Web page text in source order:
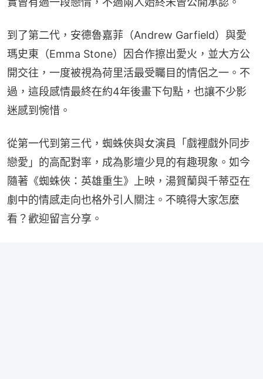
到了第二代，安德魯嘉菲（Andrew Garfield）與愛
瑪史東（Emma Stone）因合作擦出愛火，並大方公
開交往，一度被視為荷里活最受矚目的情侶之一。不
過，這段感情最終在約4年後畫下句點，也讓不少影
迷感到惋惜。
從第一代到第三代，蜘蛛俠與女演員「戲裡戲外同步
戀愛」的高配對率，成為影壇少見的有趣現象。如今
隨著《蜘蛛俠：英雄重生》上映，湯賀蘭與千蒂亞在
劇中的情感走向也格外引人關注。不曉得大家怎麼
看？歡迎留言分享。